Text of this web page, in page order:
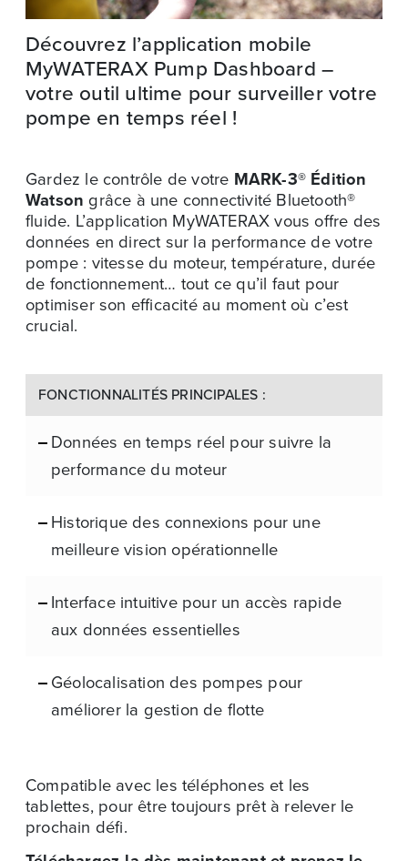
Découvrez l’application mobile
MyWATERAX Pump Dashboard –
votre outil ultime pour surveiller votre
pompe en temps réel !
Gardez le contrôle de votre MARK-3® Édition
Watson grâce à une connectivité Bluetooth®
fluide. L’application MyWATERAX vous offre des
données en direct sur la performance de votre
pompe : vitesse du moteur, température, durée
de fonctionnement… tout ce qu’il faut pour
optimiser son efficacité au moment où c’est
crucial.
FONCTIONNALITÉS PRINCIPALES :
Données en temps réel pour suivre la
performance du moteur
Historique des connexions pour une
meilleure vision opérationnelle
Interface intuitive pour un accès rapide
aux données essentielles
Géolocalisation des pompes pour
améliorer la gestion de flotte
Compatible avec les téléphones et les
tablettes, pour être toujours prêt à relever le
prochain défi.